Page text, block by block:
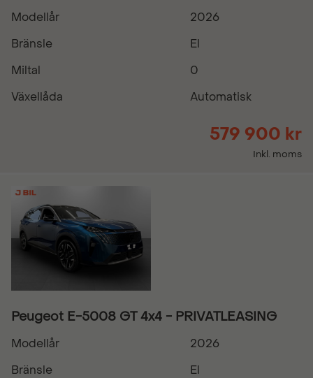
Modellår
2026
Bränsle
El
Miltal
0
Växellåda
Automatisk
579 900 kr
Inkl. moms
Peugeot E-5008 GT 4x4 - PRIVATLEASING
Modellår
2026
Bränsle
El